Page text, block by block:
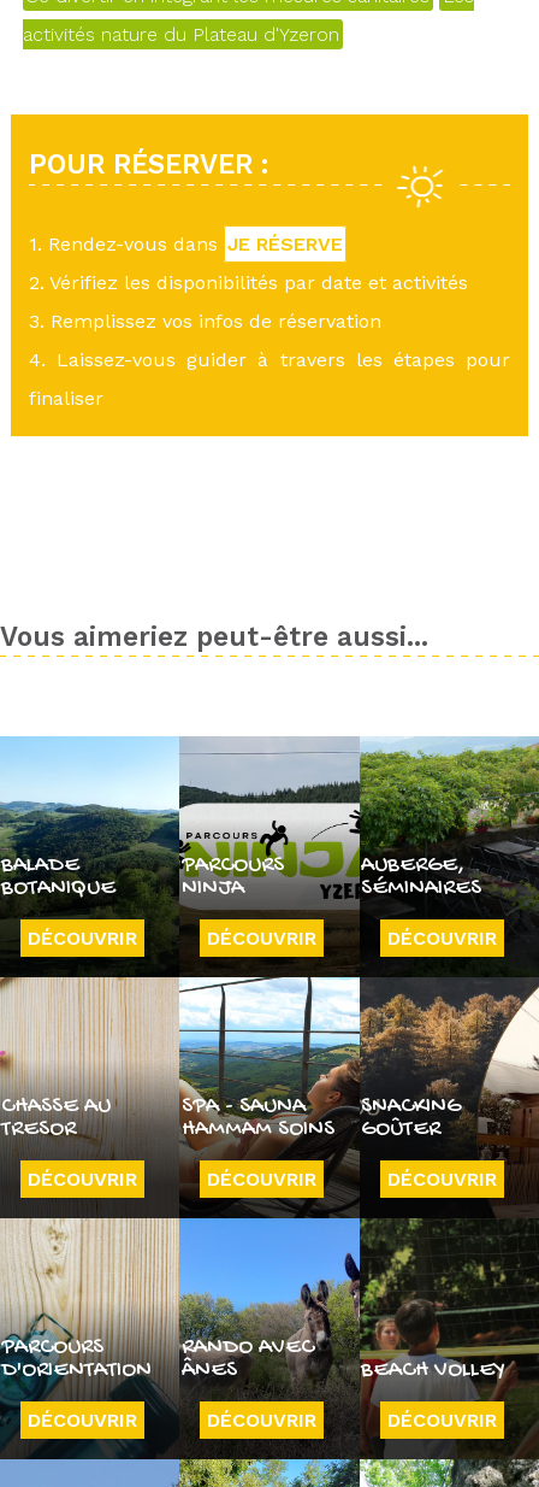
activités nature du Plateau d'Yzeron
POUR RÉSERVER :
1. Rendez-vous dans JE RÉSERVE
2. Vérifiez les disponibilités par date et activités
3. Remplissez vos infos de réservation
4. Laissez-vous guider à travers les étapes pour
finaliser
Vous aimeriez peut-être aussi...
BALADE
BOTANIQUE
DÉCOUVRIR
PARCOURS
NINJA
DÉCOUVRIR
AUBERGE,
SÉMINAIRES
DÉCOUVRIR
CHASSE AU
TRESOR
DÉCOUVRIR
SPA - SAUNA
HAMMAM SOINS
DÉCOUVRIR
SNACKING
GOÛTER
DÉCOUVRIR
PARCOURS
D'ORIENTATION
DÉCOUVRIR
RANDO AVEC
ÂNES
DÉCOUVRIR
BEACH VOLLEY
DÉCOUVRIR